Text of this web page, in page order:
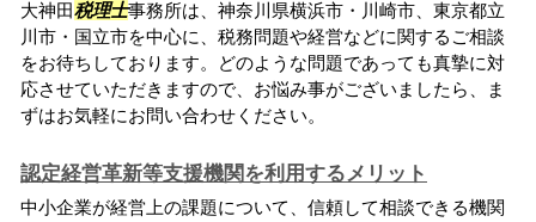
大神田税理士事務所は、神奈川県横浜市・川崎市、東京都立
川市・国立市を中心に、税務問題や経営などに関するご相談
をお待ちしております。どのような問題であっても真摯に対
応させていただきますので、お悩み事がございましたら、ま
ずはお気軽にお問い合わせください。
認定経営革新等支援機関を利用するメリット
中小企業が経営上の課題について、信頼して相談できる機関